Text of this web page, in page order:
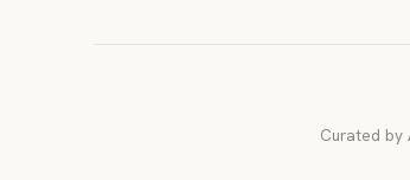
Curated by